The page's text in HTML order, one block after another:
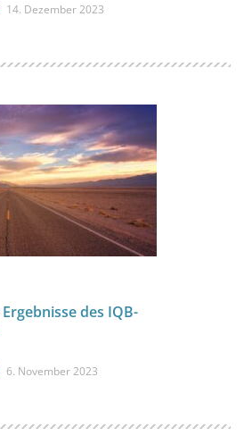
14. Dezember 2023
des IQB-
6. November 2023